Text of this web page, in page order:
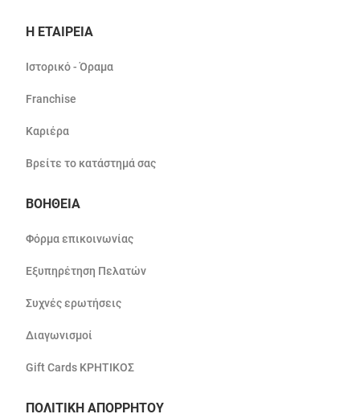
Η ΕΤΑΙΡΕΙΑ
Ιστορικό - Όραμα
Franchise
Καριέρα
Βρείτε το κατάστημά σας
ΒΟΗΘΕΙΑ
Φόρμα επικοινωνίας
Εξυπηρέτηση Πελατών
Συχνές ερωτήσεις
Διαγωνισμοί
Gift Cards ΚΡΗΤΙΚΟΣ
ΠΟΛΙΤΙΚΗ ΑΠΟΡΡΗΤΟΥ